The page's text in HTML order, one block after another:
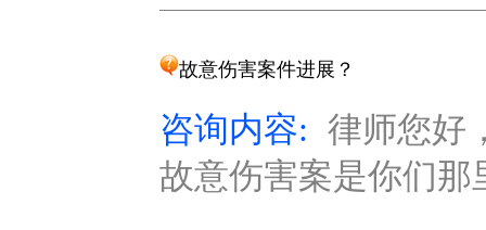
故意伤害案件进展？
咨询内容: 律师您好
故意伤害案是你们那